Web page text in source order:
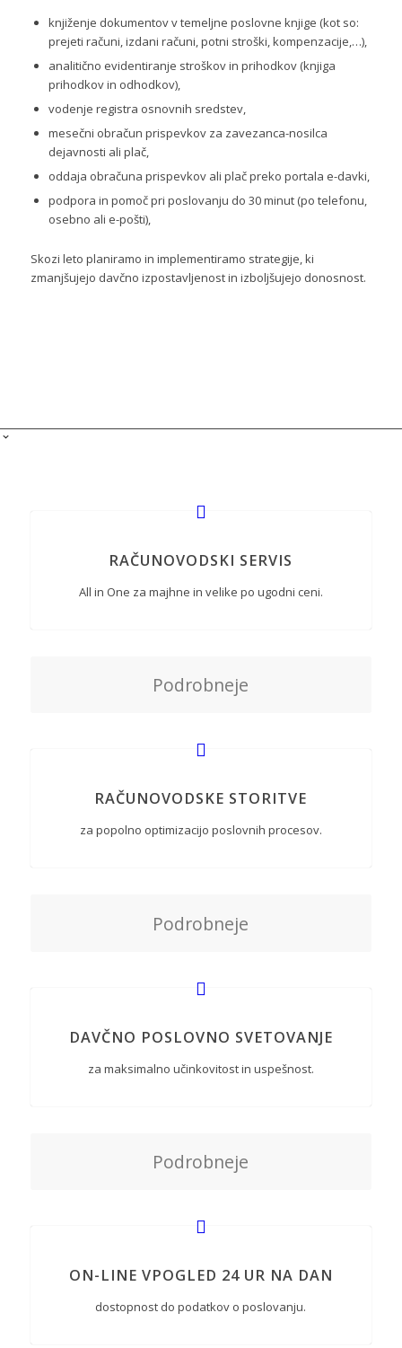
knjiženje dokumentov v temeljne poslovne knjige (kot so:
prejeti računi, izdani računi, potni stroški, kompenzacije,…),
analitično evidentiranje stroškov in prihodkov (knjiga
prihodkov in odhodkov),
vodenje registra osnovnih sredstev,
mesečni obračun prispevkov za zavezanca-nosilca
dejavnosti ali plač,
oddaja obračuna prispevkov ali plač preko portala e-davki,
podpora in pomoč pri poslovanju do 30 minut (po telefonu,
osebno ali e-pošti),
Skozi leto planiramo in implementiramo strategije, ki
zmanjšujejo davčno izpostavljenost in izboljšujejo donosnost.
RAČUNOVODSKI SERVIS
All in One za majhne in velike po ugodni ceni.
Podrobneje
RAČUNOVODSKE STORITVE
za popolno optimizacijo poslovnih procesov.
Podrobneje
DAVČNO POSLOVNO SVETOVANJE
za maksimalno učinkovitost in uspešnost.
Podrobneje
ON-LINE VPOGLED 24 UR NA DAN
dostopnost do podatkov o poslovanju.